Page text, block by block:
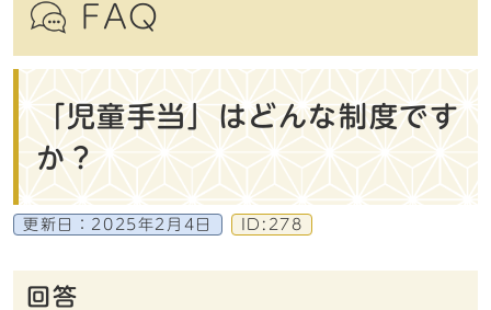
FAQ
「児童手当」はどんな制度です
か？
更新日： 2025年2月4日 ID:278
回答